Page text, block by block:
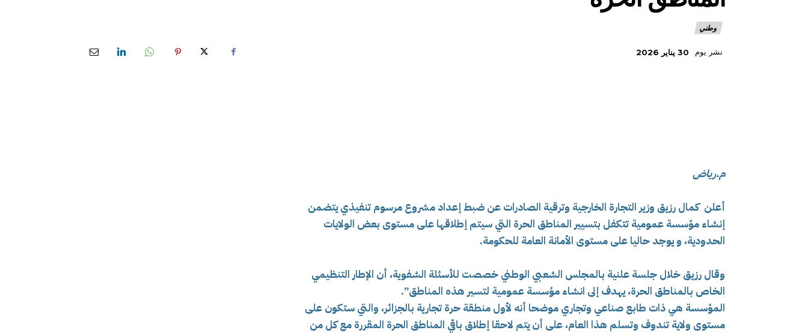
وطني
نشر يوم 30 يناير 2026
م.رياض
أعلن كمال رزيق وزير التجارة الخارجية وترقية الصادرات عن ضبط إعداد مشروع مرسوم تنفيذي يتضمن
إنشاء مؤسسة عمومية تتكفل بتسيير المناطق الحرة التي سيتم إطلاقها على مستوى بعض الولايات
الحدودية، و يوجد حاليا على مستوى الأمانة العامة للحكومة.
وقال رزيق خلال جلسة علنية بالمجلس الشعبي الوطني خصصت للأسئلة الشفوية، أن الإطار التنظيمي
الخاص بالمناطق الحرة، يهدف إلى انشاء مؤسسة عمومية لتسير هذه المناطق”.
المؤسسة هي ذات طابع صناعي وتجاري موضحا أنه لأول منطقة حرة تجارية بالجزائر، والتي ستكون على
مستوى ولاية تندوف وتسلم هذا العام، على أن يتم لاحقا إطلاق باقي المناطق الحرة المقررة مع كل من